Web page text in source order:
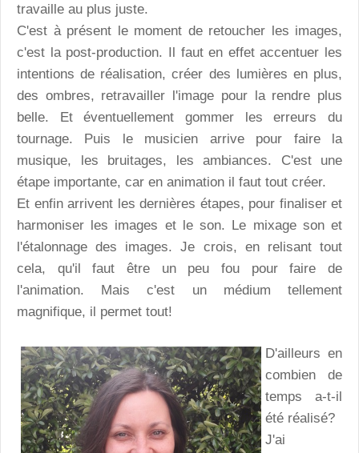
travaille au plus juste.
C'est à présent le moment de retoucher les images,
c'est la post-production. Il faut en effet accentuer les
intentions de réalisation, créer des lumières en plus,
des ombres, retravailler l'image pour la rendre plus
belle. Et éventuellement gommer les erreurs du
tournage. Puis le musicien arrive pour faire la
musique, les bruitages, les ambiances. C'est une
étape importante, car en animation il faut tout créer.
Et enfin arrivent les dernières étapes, pour finaliser et
harmoniser les images et le son. Le mixage son et
l'étalonnage des images. Je crois, en relisant tout
cela, qu'il faut être un peu fou pour faire de
l'animation. Mais c'est un médium tellement
magnifique, il permet tout!
D'ailleurs en
combien de
temps a-t-il
été réalisé?
J'ai